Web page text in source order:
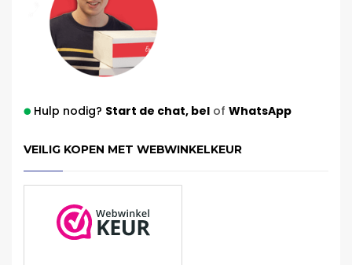
Hulp nodig? Start de chat,belof WhatsApp
VEILIG KOPEN MET WEBWINKELKEUR